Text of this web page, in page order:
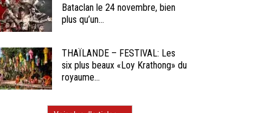
Bataclan le 24 novembre, bien
plus qu’un...
THAÏLANDE – FESTIVAL: Les
six plus beaux «Loy Krathong» du
royaume...